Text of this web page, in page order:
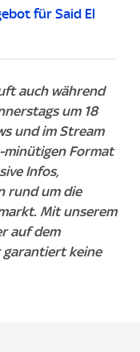
für Said El
auch während
um 18
und im Stream
minütigen Format
Infos,
rund um die
Mit unserem
auf dem
garantiert keine